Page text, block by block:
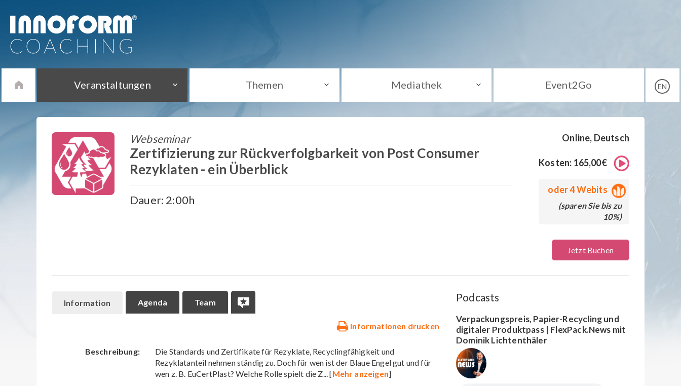
Veranstaltungen Themen Mediathek Event2Go EN
Webseminar
Zertifizierung zur Rückverfolgbarkeit von Post Consumer
Rezyklaten - ein Überblick
Dauer: 2:00h
Online, Deutsch
Kosten: 165,00€
oder4 Webits
(sparen Sie bis zu
10%)
Jetzt Buchen
Information Agenda Team
Informationen drucken
Beschreibung:
Die Standards und Zertifikate für Rezyklate, Recyclingfähigkeit und
Rezyklatanteil nehmen ständig zu. Doch für wen ist der Blaue Engel gut und für
wen z. B. EuCertPlast? Welche Rolle spielt die Z... [Mehr anzeigen]
Podcasts
Verpackungspreis, Papier-Recycling und
digitaler Produktpass | FlexPack.News mit
Dominik Lichtenthäler